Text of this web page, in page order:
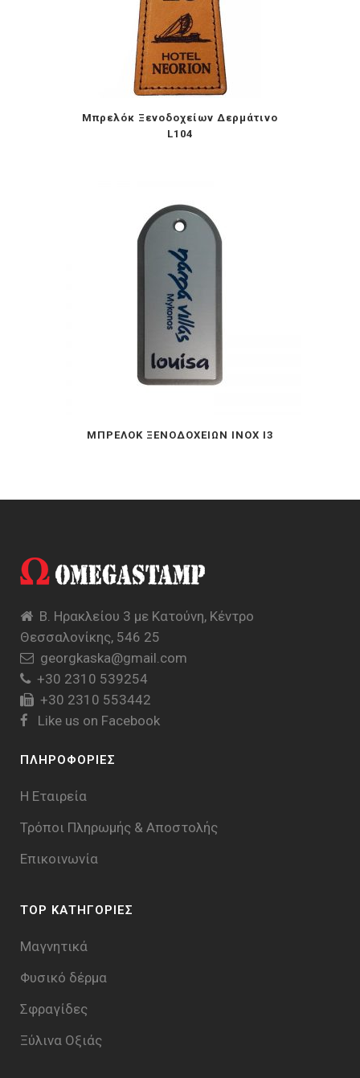
Μπρελόκ Ξενοδοχείων Δερμάτινο
L104
ΜΠΡΕΛΟΚ ΞΕΝΟΔΟΧΕΙΩΝ INOX I3
Β. Ηρακλείου 3 με Κατούνη, Κέντρο
Θεσσαλονίκης, 546 25
georgkaska@gmail.com
+30 2310 539254
+30 2310 553442
Like us on Facebook
ΠΛΗΡΟΦΟΡΙΕΣ
Η Εταιρεία
Τρόποι Πληρωμής & Aποστολής
Επικοινωνία
TOP ΚΑΤΗΓΟΡΙΕΣ
Μαγνητικά
Φυσικό δέρμα
Σφραγίδες
Ξύλινα Οξιάς